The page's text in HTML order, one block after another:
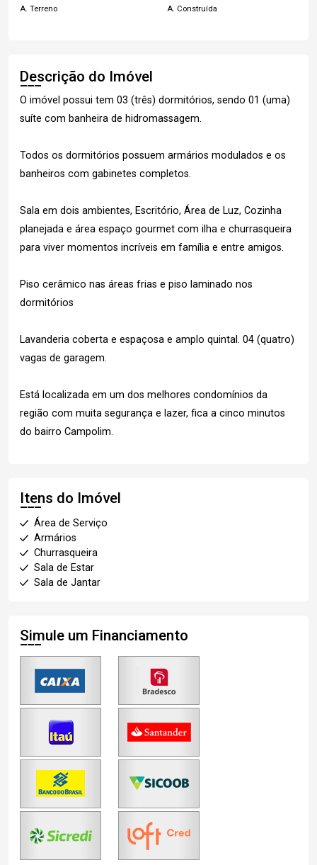
A. Terreno A. Construída
Descrição do Imóvel
O imóvel possui tem 03 (três) dormitórios, sendo 01 (uma)
suíte com banheira de hidromassagem.
Todos os dormitórios possuem armários modulados e os
banheiros com gabinetes completos.
Sala em dois ambientes, Escritório, Área de Luz, Cozinha
planejada e área espaço gourmet com ilha e churrasqueira
para viver momentos incríveis em família e entre amigos.
Piso cerâmico nas áreas frias e piso laminado nos
dormitórios
Lavanderia coberta e espaçosa e amplo quintal. 04 (quatro)
vagas de garagem.
Está localizada em um dos melhores condomínios da
região com muita segurança e lazer, fica a cinco minutos
do bairro Campolim.
Itens do Imóvel
Área de Serviço
Armários
Churrasqueira
Sala de Estar
Sala de Jantar
Simule um Financiamento